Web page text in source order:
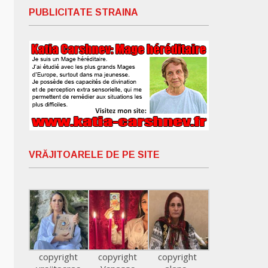
PUBLICITATE STRAINA
VRĂJITOARELE DE PE SITE
copyright
copyright
copyright